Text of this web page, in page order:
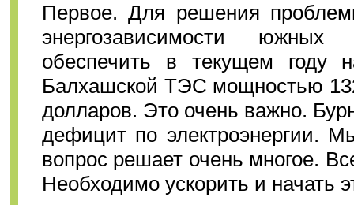
Первое. Для решения
энергозависимости южных
обеспечить в текущем году
Балхашской ТЭС мощностью
долларов. Это очень важно.
дефицит по электроэнергии.
вопрос решает очень многое.
Необходимо ускорить и начать